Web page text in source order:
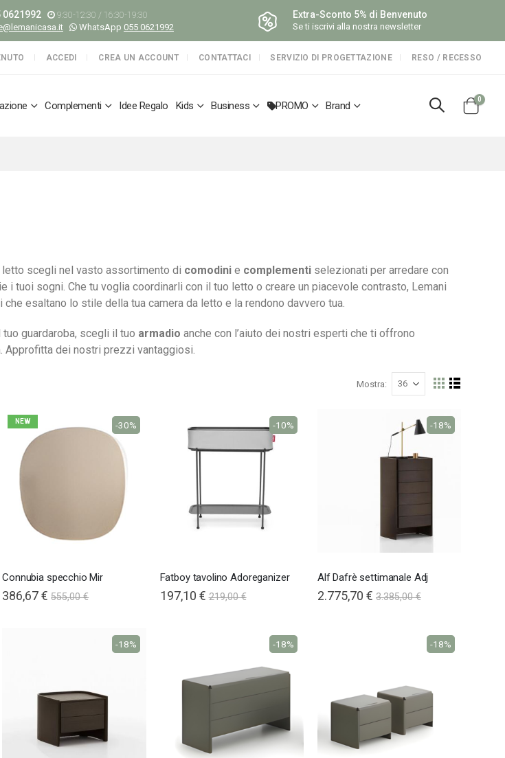
0621992
9:30-12:30 / 16:30-19:30
WhatsApp 055 0621992
Extra-Sconto 5% di Benvenuto
Se ti iscrivi alla nostra newsletter
ACCEDI CREA UN ACCOUNT CONTATTACI SERVIZIO DI PROGETTAZIONE RESO / RECESSO
Complementi Idee Regalo Kids Business PROMO Brand
Cart
0
letto scegli nel vasto assortimento di comodinie complementiselezionati per arredare con
i tuoi sogni. Che tu voglia coordinarli con il tuo letto o creare un piacevole contrasto, Lemani
esaltano lo stile della tua camera da letto e la rendono davvero tua.
guardaroba, scegli il tuo armadio anche con l’aiuto dei nostri esperti che ti offrono
Approfitta dei nostri prezzi vantaggiosi.
Mostra
Mostra
NEW
Connubia specchio Mir
386,67 € 555,00 €
-30%
Fatboy tavolino Adoreganizer
197,10 € 219,00 €
-10%
Alf Dafrè settimanale Adj
2.775,70 € 3.385,00 €
-18%
-18% -18% -18%
201,65 €
246,00 €